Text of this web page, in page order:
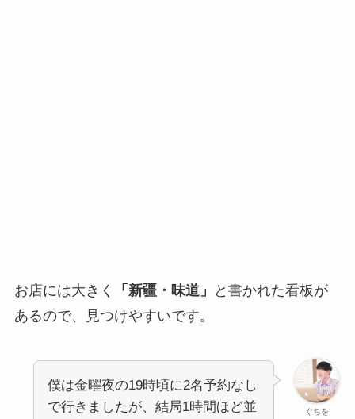
お店には大きく 「新疆・味道」
と書かれた看板が
あるので、見つけやすいです。
ぐちを
僕は金曜夜の19時頃に2名予約なし
で行きましたが、結局1時間ほど並